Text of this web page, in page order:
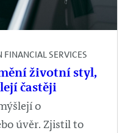
FINANCIAL SERVICES
životní styl,
častěji
o
úvěr. Zjistil to